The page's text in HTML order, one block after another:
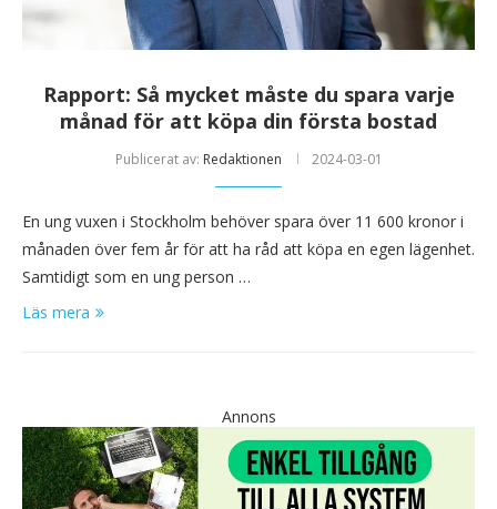
Rapport: Så mycket måste du spara varje
månad för att köpa din första bostad
Publicerat av: Redaktionen 2024-03-01
En ung vuxen i Stockholm behöver spara över 11 600 kronor i
månaden över fem år för att ha råd att köpa en egen lägenhet.
Samtidigt som en ung person …
Läs mera
Annons